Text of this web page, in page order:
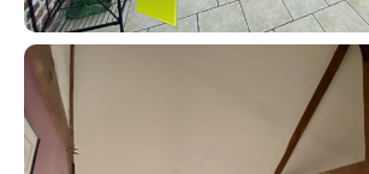
Contacter un conseiller